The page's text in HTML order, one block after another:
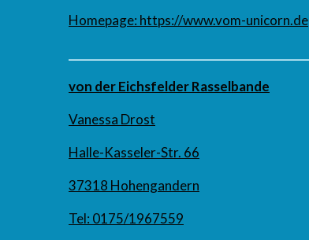
Homepage: https://www.vom-unicorn.de
von der Eichsfelder Rasselbande
Vanessa Drost
Halle-Kasseler-Str. 66
37318 Hohengandern
Tel: 0175/1967559